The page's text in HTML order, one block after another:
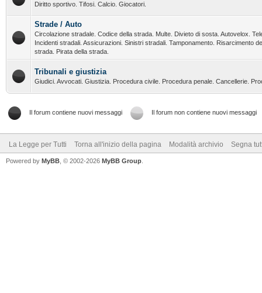
Diritto sportivo. Tifosi. Calcio. Giocatori.
Strade / Auto
Circolazione stradale. Codice della strada. Multe. Divieto di sosta. Autovelox.
Incidenti stradali. Assicurazioni. Sinistri stradali. Tamponamento. Risarcimento
strada. Pirata della strada.
Tribunali e giustizia
Giudici. Avvocati. Giustizia. Procedura civile. Procedura penale. Cancellerie.
Il forum contiene nuovi messaggi Il forum non contiene nuovi messaggi
La Legge per Tutti Torna all'inizio della pagina Modalità archivio Segna
Powered by MyBB , © 2002-2026 MyBB Group